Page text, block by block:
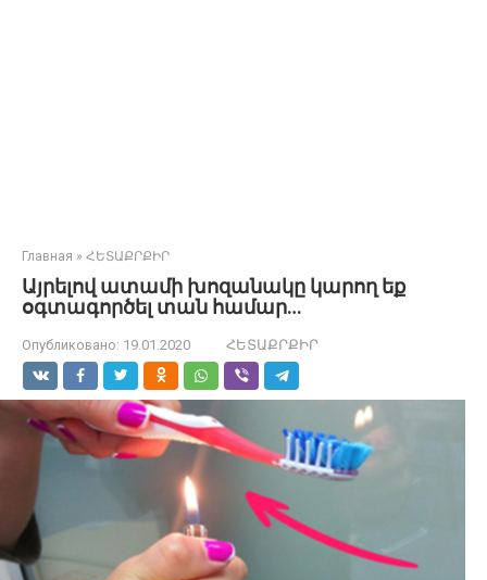
Главная » ՀԵՏԱՔՐՔԻՐ
Այրելով ատամի խոզանակը կարող եք
օգտագործել տան համար…
Опубликовано: 19.01.2020 ՀԵՏԱՔՐՔԻՐ